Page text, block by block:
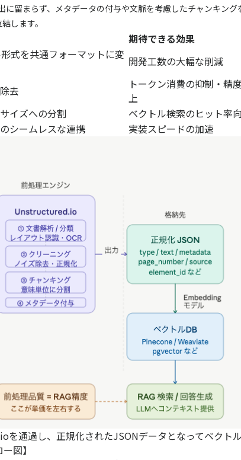
留まらず、メタデータの付与や文脈を考慮したチャンキング
します。
期待できる効果
式を共通フォーマットに変 開発工数の大幅な削減
去
トークン消費の抑制・精
上
イズへの分割
ベクトル検索のヒット率
シームレスな連携 実装スピードの加速
を通過し、正規化されたJSONデータとなってベクト
図】